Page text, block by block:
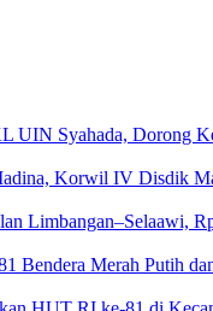
UIN Syahada, Dorong
Korwil IV Disdik
Limbangan–Selaawi,
Bendera Merah Putih